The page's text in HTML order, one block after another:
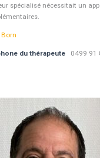
spécialisé nécessitait un
du thérapeute 0499 91